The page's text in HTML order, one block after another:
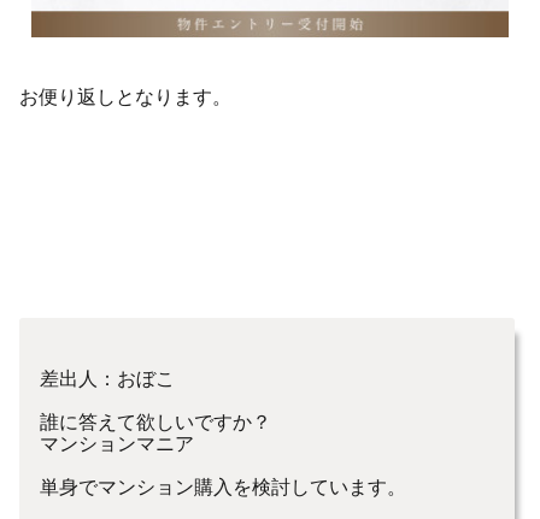
お便り返しとなります。
差出人：おぼこ
誰に答えて欲しいですか？
マンションマニア
単身でマンション購入を検討しています。